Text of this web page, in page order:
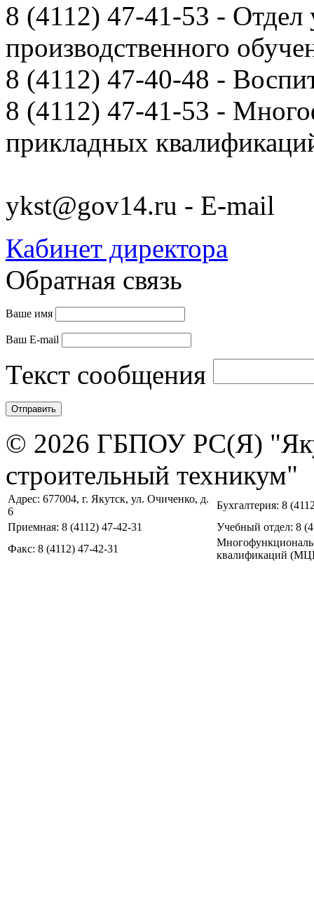
8 (4112) 47-41-53 - Отдел
производственного
8 (4112) 47-40-48 -
8 (4112) 47-41-53 -
прикладных
ykst@gov14.ru - E-mail
Кабинет директора
Обратная связь
Ваше имя
Ваш E-mail
Текст сообщения
© 2026 ГБПОУ РС(Я)
строительный техникум"
Адрес: 677004, г. Якутск, ул. Очиченко, д.
6
Бухгалтерия: 8
Приемная: 8 (4112) 47-42-31
Учебный отдел: 8
Факс: 8 (4112) 47-42-31
квалификаций